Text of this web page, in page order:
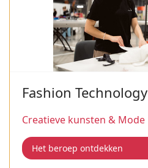
Fashion Technology
Creatieve kunsten & Mode
Het beroep ontdekken